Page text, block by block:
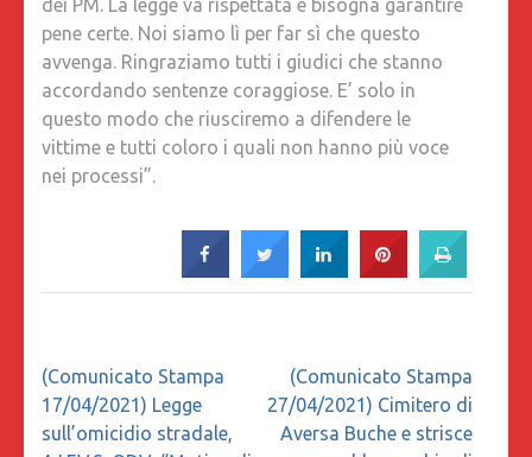
dei PM. La legge va rispettata e bisogna garantire
pene certe. Noi siamo lì per far sì che questo
avvenga. Ringraziamo tutti i giudici che stanno
accordando sentenze coraggiose. E’ solo in
questo modo che riusciremo a difendere le
vittime e tutti coloro i quali non hanno più voce
nei processi”.
Navigazione
articoli
(Comunicato Stampa
17/04/2021) Legge
sull’omicidio stradale,
(Comunicato Stampa
27/04/2021) Cimitero di
Aversa Buche e strisce